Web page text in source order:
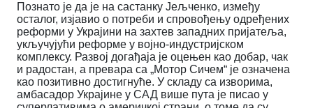
Познато је да је на састанку Јељченко, између
осталог, изјавио о потреби и спровођењу одређених
реформи у Украјини на захтев западних пријатеља,
укључујући реформе у војно-индустријском
комплексу. Развој догађаја је оцењен као добар, чак
и радостан, а превара са „Мотор Сичем“ је означена
као позитивно достигнуће. У складу са изворима,
амбасадор Украјине у САД више пута је писао у